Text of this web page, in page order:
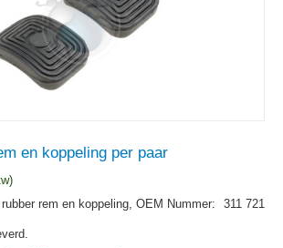
en koppeling per paar
rem en koppeling, OEM Nummer:
311 721